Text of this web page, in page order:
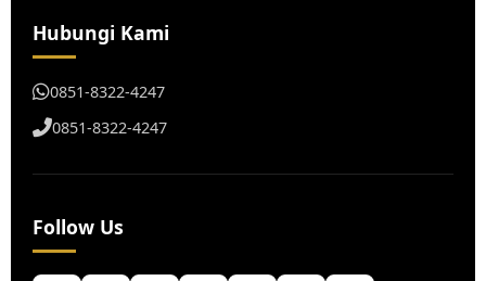
Hubungi Kami
0851-8322-4247
0851-8322-4247
Follow Us